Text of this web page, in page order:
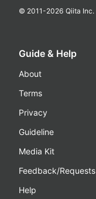
© 2011-2026 Qiita Inc.
Guide & Help
About
Terms
Privacy
Guideline
Media Kit
Feedback/Requests
Help